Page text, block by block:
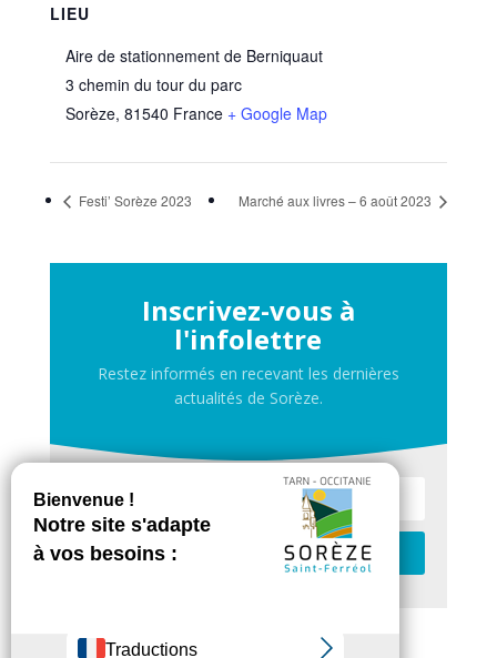
LIEU
Aire de stationnement de Berniquaut
3 chemin du tour du parc
Sorèze, 81540 France + Google Map
Festi’ Sorèze 2023 Marché aux livres – 6 août 2023
Inscrivez-vous à
l'infolettre
Restez informés en recevant les dernières
actualités de Sorèze.
Je m'inscris